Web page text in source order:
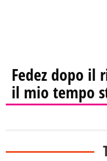
Fedez dopo il
il mio tempo